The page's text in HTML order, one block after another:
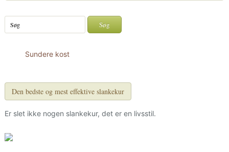
Sundere kost
Den bedste og mest effektive slankekur
Er slet ikke nogen slankekur, det er en livsstil.